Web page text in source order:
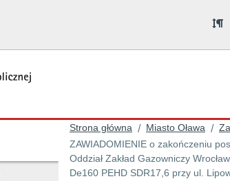
Strona główna / Miasto Oława /
ZAWIADOMIENIE o zakończeniu
Oddział Zakład Gazowniczy
De160 PEHD SDR17,6 przy ul.